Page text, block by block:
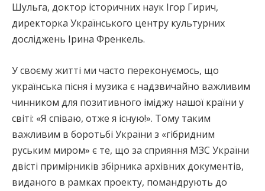
Шульга, доктор історичних наук Ігор Гирич,
директорка Українського центру культурних
досліджень Ірина Френкель.
У своєму житті ми часто переконуємось, що
українська пісня і музика є надзвичайно важливим
чинником для позитивного іміджу нашої країни у
світі: «Я співаю, отже я існую!». Тому таким
важливим в боротьбі України з «гібридним
руським миром» є те, що за сприяння МЗС України
двісті примірників збірника архівних документів,
виданого в рамках проекту, помандрують до